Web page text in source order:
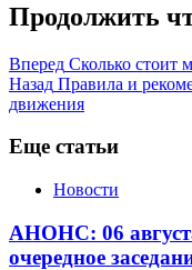
Продолжить
Вперед Сколько стоит
Назад Правила и
движения
Еще статьи
Новости
АНОНС: 06
очередное